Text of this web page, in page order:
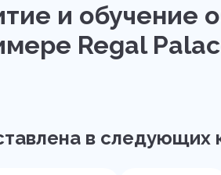
и обучение
Regal
в следующих